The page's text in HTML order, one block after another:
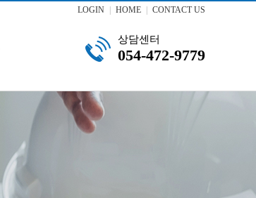
CONTACT US
HOME
LOGIN
상담센터
054-472-9779